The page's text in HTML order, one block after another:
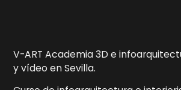
V-ART Academia 3D e
y vídeo en Sevilla.